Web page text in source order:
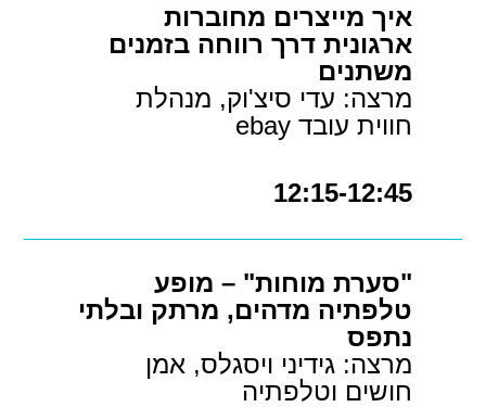
איך מייצרים מחוברות
ארגונית דרך רווחה בזמנים
משתנים
מרצה: עדי סיצ'וק, מנהלת
חווית עובד ebay
12:15-12:45
"סערת מוחות" – מופע
טלפתיה מדהים, מרתק ובלתי
נתפס
מרצה: גידיני ויסגלס, אמן
חושים וטלפתיה